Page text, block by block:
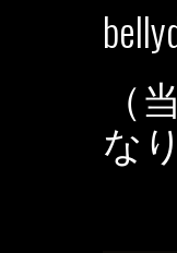
（
な